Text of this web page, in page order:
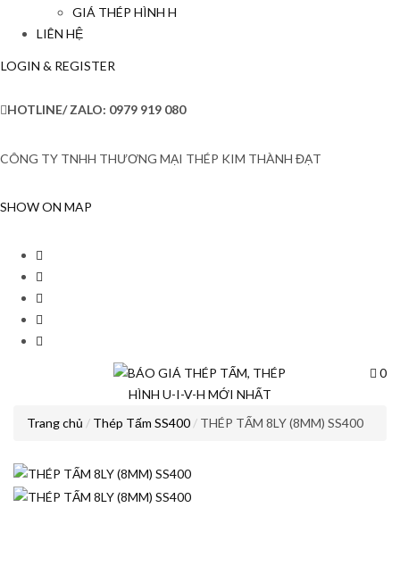
GIÁ THÉP HÌNH H
LIÊN HỆ
LOGIN & REGISTER
HOTLINE/ ZALO: 0979 919 080
CÔNG TY TNHH THƯƠNG MẠI THÉP KIM THÀNH ĐẠT
SHOW ON MAP
0
Trang chủ Thép Tấm SS400 THÉP TẤM 8LY (8MM) SS400